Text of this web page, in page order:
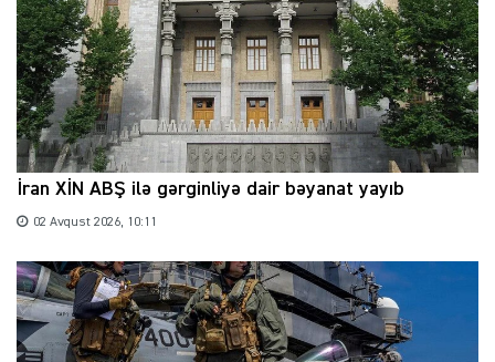
İran XİN ABŞ ilə gərginliyə dair bəyanat yayıb
02 Avqust 2026, 10:11